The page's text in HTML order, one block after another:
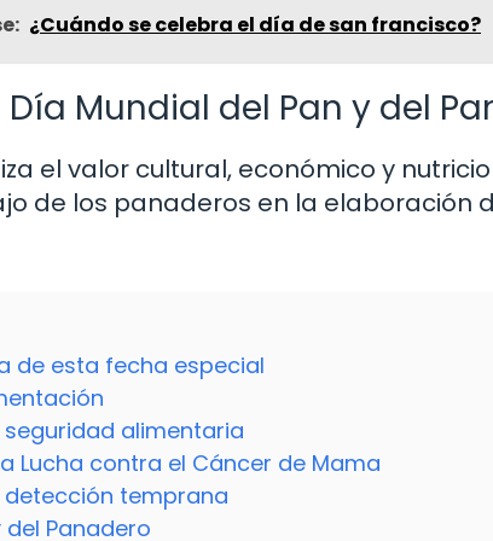
¿Cuándo se celebra el día de san francisco?
Mundial del Pan y del
el valor cultural, económico y
de los panaderos en la elaboración
de esta fecha especial
alimentaria
Lucha contra el Cáncer de Mama
temprana
del Panadero